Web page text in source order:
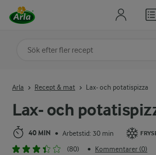
Lax- och
40 MIN • Arbetstid: 30 min
(80) • Kommentarer (0)
Arla Recept & mat Lax- och potatispizza
Sök på kategori eller ingrediens